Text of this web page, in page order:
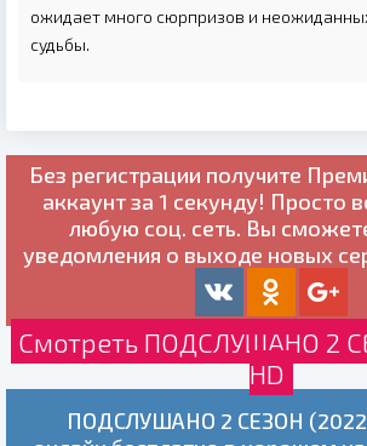
ожидает много сюрпризов и
судьбы.
Без регистрации получите
аккаунт за 1 секунду! Просто
любую соц. сеть. Вы
уведомления о выходе новых
Смотреть ПОДСЛУШАНО 2
HD
ПОДСЛУШАНО 2 СЕЗОН